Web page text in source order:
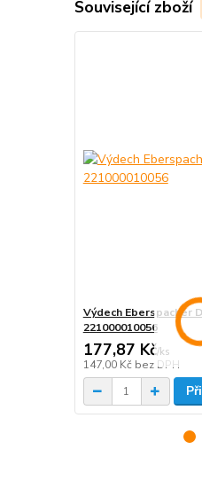
Související zboží
Výdech Eberspacher
221000010056
177,87 Kč/ks
147,00 Kč bez DPH